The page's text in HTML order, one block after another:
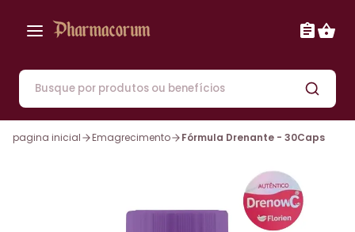
pagina inicial Emagrecimento Fórmula Drenante - 30Caps